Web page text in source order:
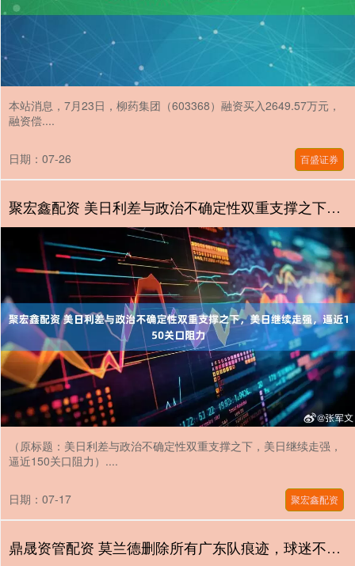
本站消息，7月23日，柳药集团（603368）融资买入2649.57万元，
融资偿....
日期：07-26 百盛证券
聚宏鑫配资 美日利差与政治不确定性双重支撑之下，美日继续走强，逼近150关口阻力
（原标题：美日利差与政治不确定性双重支撑之下，美日继续走强，
逼近150关口阻力）....
日期：07-17 聚宏鑫配资
鼎晟资管配资 莫兰德删除所有广东队痕迹，球迷不舍：徐杰的最佳搭档要离队了？_辽宁_北控_1